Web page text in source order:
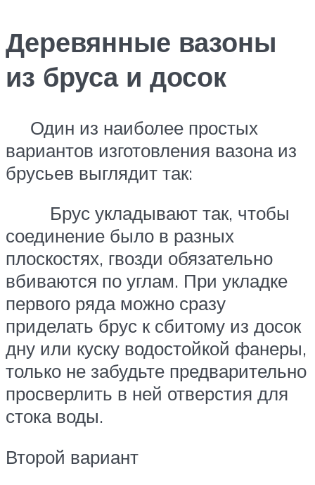
Деревянные вазоны
из бруса и досок
Один из наиболее простых
вариантов изготовления вазона из
брусьев выглядит так:
Брус укладывают так, чтобы
соединение было в разных
плоскостях, гвозди обязательно
вбиваются по углам. При укладке
первого ряда можно сразу
приделать брус к сбитому из досок
дну или куску водостойкой фанеры,
только не забудьте предварительно
просверлить в ней отверстия для
стока воды.
Второй вариант